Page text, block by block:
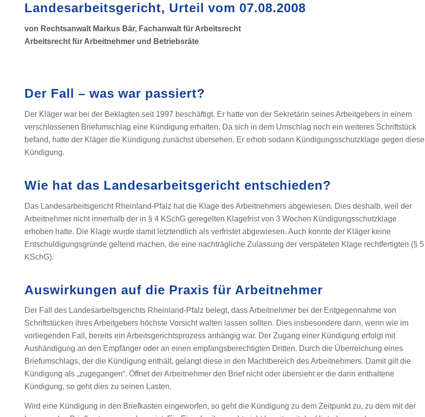
Landesarbeitsgericht, Urteil vom 07.08.2008
von Rechtsanwalt Markus Bär, Fachanwalt für Arbeitsrecht
Arbeitsrecht für Arbeitnehmer und Betriebsräte
Der Fall – was war passiert?
Der Kläger war bei der Beklagten seit 1997 beschäftigt. Er hatte von der Sekretärin seines Arbeitgebers in einem
verschlossenen Briefumschlag eine Kündigung erhalten. Da sich in dem Umschlag noch ein weiteres Schriftstück
befand, hatte der Kläger die Kündigung zunächst übersehen. Er erhob sodann Kündigungsschutzklage gegen diese
Kündigung.
Wie hat das Landesarbeitsgericht entschieden?
Das Landesarbeitsgericht Rheinland-Pfalz hat die Klage des Arbeitnehmers abgewiesen. Dies deshalb, weil der
Arbeitnehmer nicht innerhalb der in § 4 KSchG geregelten Klagefrist von 3 Wochen Kündigungsschutzklage
erhoben hatte. Die Klage wurde damit letztendlich als verfristet abgewiesen. Auch konnte der Kläger keine
Entschuldigungsgründe geltend machen, die eine nachträgliche Zulassung der verspäteten Klage rechtfertigten (§ 5
KSchG).
Auswirkungen auf die Praxis für Arbeitnehmer
Der Fall des Landesarbeitsgerichts Rheinland-Pfalz belegt, dass Arbeitnehmer bei der Entgegennahme von
Schriftstücken ihres Arbeitgebers höchste Vorsicht walten lassen sollten. Dies insbesondere dann, wenn wie im
vorliegenden Fall, bereits ein Arbeitsgerichtsprozess anhängig war. Der Zugang einer Kündigung erfolgt mit
Aushändigung an den Empfänger oder an einen empfangsberechtigten Dritten. Durch die Überreichung eines
Briefumschlags, der die Kündigung enthält, gelangt diese in den Machtbereich des Arbeitnehmers. Damit gilt die
Kündigung als „zugegangen“. Öffnet der Arbeitnehmer den Brief nicht oder übersieht er die darin enthaltene
Kündigung, so geht dies zu seinen Lasten.
Wird eine Kündigung in den Briefkasten eingeworfen, so geht die Kündigung zu dem Zeitpunkt zu, zu dem mit der